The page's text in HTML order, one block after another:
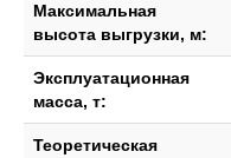
Максимальная
высота выгрузки, м:
Эксплуатационная
масса, т:
Теоретическая